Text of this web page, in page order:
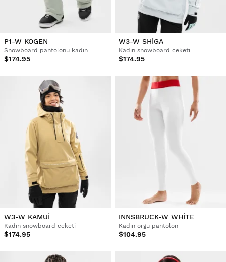
P1-W KOGEN
Snowboard pantolonu kadın
$174.95
W3-W SHIGA
Kadın snowboard ceketi
$174.95
W3-W KAMUI
Kadın snowboard ceketi
$174.95
INNSBRUCK-W WHITE
Kadın örgü pantolon
$104.95